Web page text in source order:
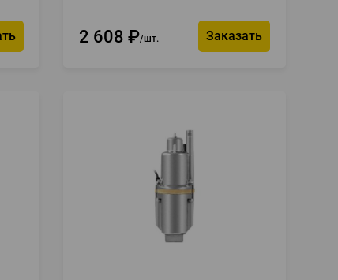
2 608 ₽ шт. Заказать